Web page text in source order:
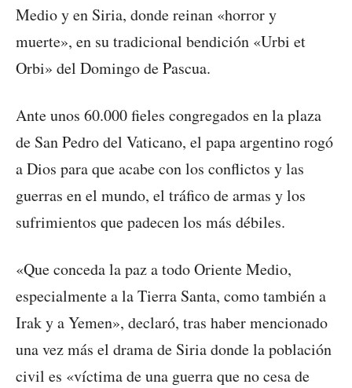
Medio y en Siria, donde reinan «horror y
muerte», en su tradicional bendición «Urbi et
Orbi» del Domingo de Pascua.
Ante unos 60.000 fieles congregados en la plaza
de San Pedro del Vaticano, el papa argentino rogó
a Dios para que acabe con los conflictos y las
guerras en el mundo, el tráfico de armas y los
sufrimientos que padecen los más débiles.
«Que conceda la paz a todo Oriente Medio,
especialmente a la Tierra Santa, como también a
Irak y a Yemen», declaró, tras haber mencionado
una vez más el drama de Siria donde la población
civil es «víctima de una guerra que no cesa de